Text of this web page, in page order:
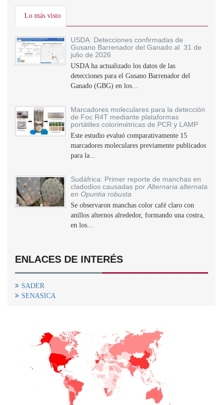
Lo más visto
USDA: Detecciones confirmadas de
Gusano Barrenador del Ganado al 31 de
julio de 2026
USDA ha actualizado los datos de las
detecciones para el Gusano Barrenador del
Ganado (GBG) en los...
Marcadores moleculares para la detección
de Foc R4T mediante plataformas
portátiles colorimétricas de PCR y LAMP
Este estudio evaluó comparativamente 15
marcadores moleculares previamente publicados
para la...
Sudáfrica: Primer reporte de manchas en
cladodios causadas por Alternaria alternata
en Opuntia robusta
Se observaron manchas color café claro con
anillos alternos alrededor, formando una costra,
en los...
ENLACES DE INTERÉS
SADER
SENASICA